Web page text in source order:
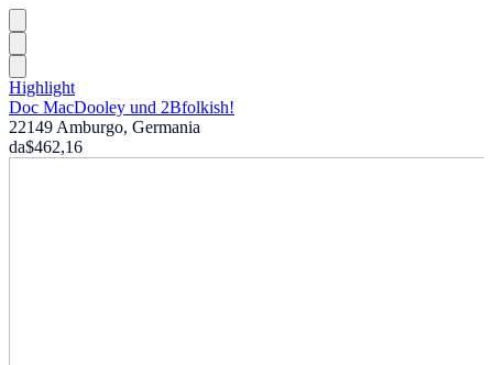
Highlight
Doc MacDooley und 2Bfolkish!
22149 Amburgo, Germania
da$462,16